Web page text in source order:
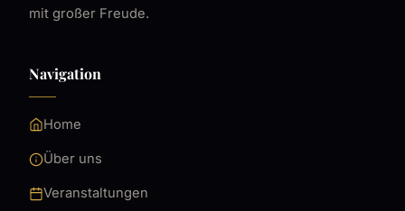
mit großer Freude.
Navigation
Home
Über uns
Veranstaltungen